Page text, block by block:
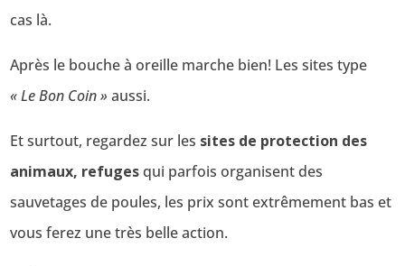
cas là.
Après le bouche à oreille marche bien! Les sites type
« Le Bon Coin »aussi.
Et surtout, regardez sur les sites de protection des
animaux, refugesqui parfois organisent des
sauvetages de poules, les prix sont extrêmement bas et
vous ferez une très belle action.